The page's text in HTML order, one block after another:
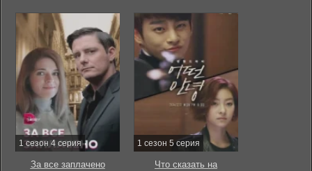
1 сезон 4 серия
За все заплачено
1 сезон 5 серия
Что сказать на